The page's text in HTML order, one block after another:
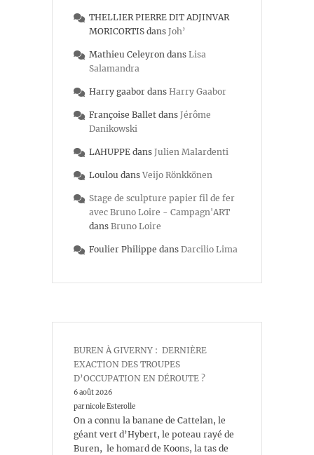
THELLIER PIERRE DIT ADJINVAR
MORICORTIS dans Joh’
Mathieu Celeyron dans Lisa
Salamandra
Harry gaabor dans Harry Gaabor
Françoise Ballet dans Jérôme
Danikowski
LAHUPPE dans Julien Malardenti
Loulou dans Veijo Rönkkönen
Stage de sculpture papier fil de fer
avec Bruno Loire - Campagn'ART
dans Bruno Loire
Foulier Philippe dans Darcilio Lima
BUREN À GIVERNY : DERNIÈRE
EXACTION DES TROUPES
D’OCCUPATION EN DÉROUTE ?
6 août 2026
par nicole Esterolle
On a connu la banane de Cattelan, le
géant vert d’Hybert, le poteau rayé de
Buren, le homard de Koons, la tas de